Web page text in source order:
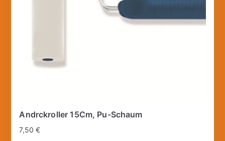
Andrckroller 15Cm, Pu-Schaum
7,50€